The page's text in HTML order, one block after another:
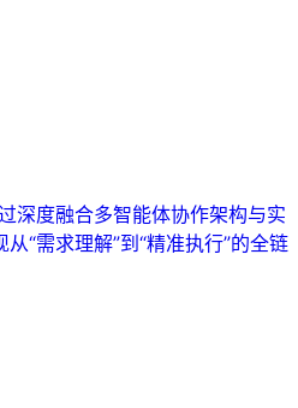
深度融合多智能体协作架构与实
“需求理解”到“精准执行”的全链